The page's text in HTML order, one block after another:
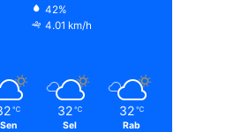
42%
4.01 km/h
℃
Sen
32 ℃
Sel
32 ℃
Rab